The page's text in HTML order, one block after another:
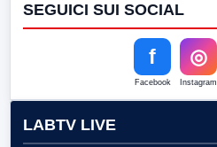
SEGUICI SUI SOCIAL
f
Facebook
◎
Instagram
LABTV LIVE